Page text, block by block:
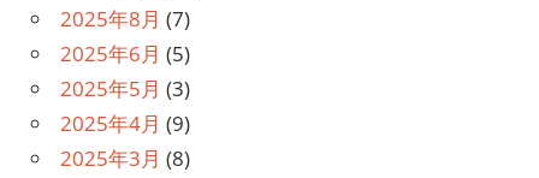
2025年8月 (7)
2025年6月 (5)
2025年5月 (3)
2025年4月 (9)
2025年3月 (8)